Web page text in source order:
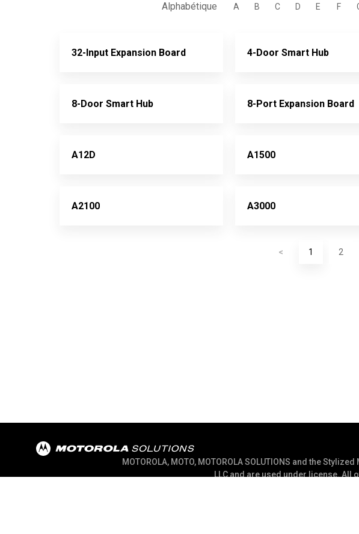
Alphabétique A B C D E F
32-Input Expansion Board 4-Door Smart Hub
8-Door Smart Hub 8-Port Expansion Board
A12D A1500
A2100 A3000
< 1 2
MOTOROLA, MOTO, MOTOROLA SOLUTIONS and the
LLC and are used under license.